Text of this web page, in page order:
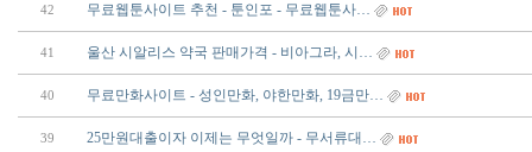
42 무료웹툰사이트 추천 - 툰인포 - 무료웹툰사…
41 울산 시알리스 약국 판매가격 - 비아그라, 시…
40 무료만화사이트 - 성인만화, 야한만화, 19금만…
39 25만원대출이자 이제는 무엇일까 - 무서류대…